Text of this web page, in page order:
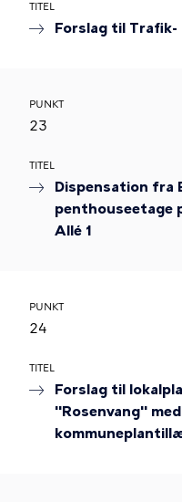
TITEL
Forslag til Trafik-
PUNKT
23
TITEL
Dispensation fra
penthouseetage
Allé 1
PUNKT
24
TITEL
Forslag til
"Rosenvang"